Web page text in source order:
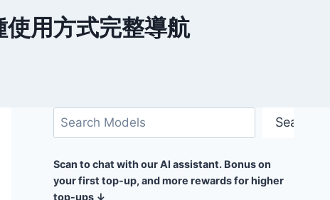
用方式完整導航
搜
尋
Search
Scan to chat with our AI assistant. Bonus on
your first top-up, and more rewards for higher
top-ups ↓